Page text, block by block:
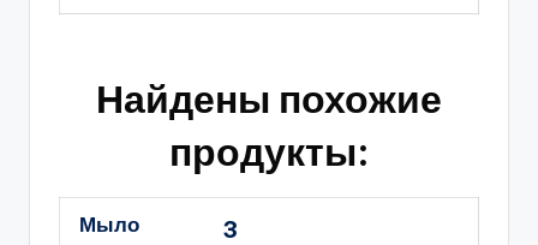
Найдены похожие
продукты:
Мыло
3